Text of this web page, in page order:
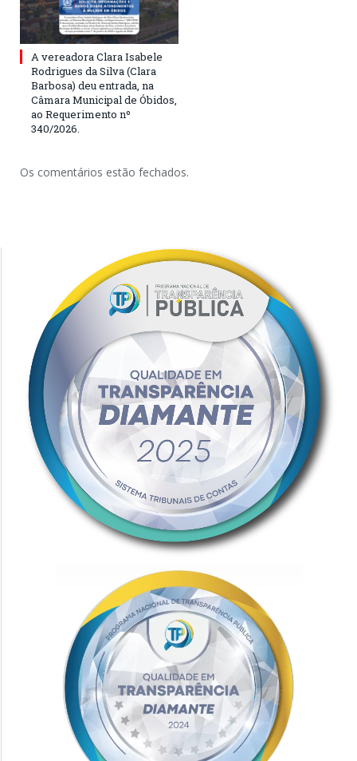
A vereadora Clara Isabele
Rodrigues da Silva (Clara
Barbosa) deu entrada, na
Câmara Municipal de Óbidos,
ao Requerimento nº
340/2026.
Os comentários estão fechados.